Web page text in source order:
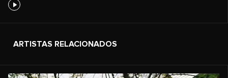
ARTISTAS RELACIONADOS